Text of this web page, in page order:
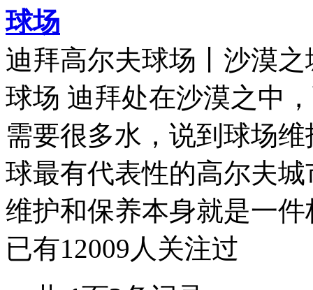
球场
迪拜高尔夫球场丨沙漠
球场 迪拜处在沙漠之中
需要很多水，说到球场
球最有代表性的高尔夫
维护和保养本身就是一
已有12009 人关注过